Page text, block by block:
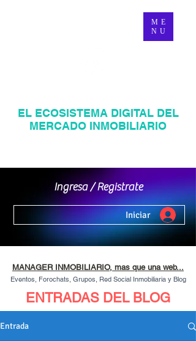
ME
NU
Ingresa / Registrate
Iniciar
EL ECOSISTEMA DIGITAL DEL
MERCADO INMOBILIARIO
MANAGER INMOBILIARIO, mas que una web...
Eventos, Forochats, Grupos, Red Social Inmobiliaria y Blog
ENTRADAS DEL BLOG
Entrada